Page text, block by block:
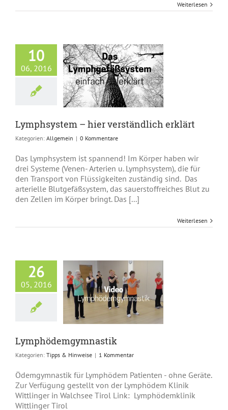
Weiterlesen
10
06, 2016
– hier
erklärt
Lymphsystem – hier verständlich erklärt
Kategorien: Allgemein | 0 Kommentare
Das Lymphsystem ist spannend! Im Körper haben wir
drei Systeme (Venen- Arterien u. Lymphsystem), die für
den Transport von Flüssigkeiten zuständig sind. Das
arterielle Blutgefäßsystem, das sauerstoffreiches Blut zu
den Zellen im Körper bringt. Das [...]
Weiterlesen
26
05, 2016
& Hinweise
Lymphödemgymnastik
Kategorien: Tipps & Hinweise | 1 Kommentar
Ödemgymnastik für Lymphödem Patienten - ohne Geräte.
Zur Verfügung gestellt von der Lymphödem Klinik
Wittlinger in Walchsee Tirol Link: Lymphödemklinik
Wittlinger Tirol